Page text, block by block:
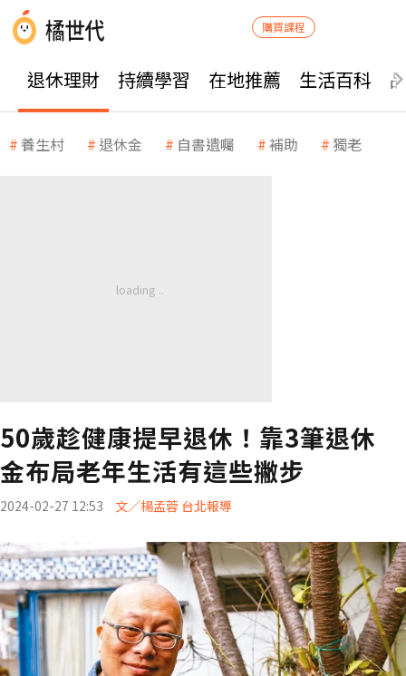
購買課程
退休理財 持續學習 在地推薦 生活百科
養生村 退休金 自書遺囑 補助 獨老
50歲趁健康提早退休！靠3筆退休
金布局老年生活有這些撇步
2024-02-27 12:53 文／楊孟蓉 台北報導